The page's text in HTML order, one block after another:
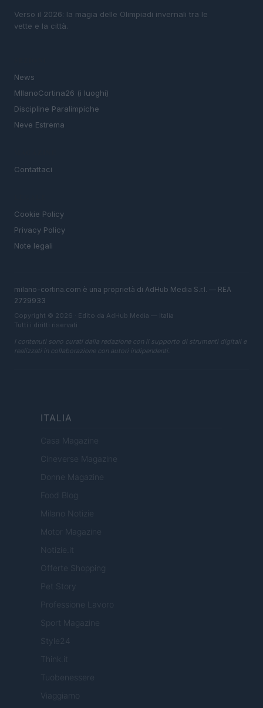
Verso il 2026: la magia delle Olimpiadi invernali tra le
vette e la città.
News
MIlanoCortina26 (i luoghi)
Discipline Paralimpiche
Neve Estrema
Contattaci
Cookie Policy
Privacy Policy
Note legali
milano-cortina.com è una proprietà di AdHub Media S.r.l. — REA
2729933
Copyright © 2026 · Edito da AdHub Media — Italia
Tutti i diritti riservati
I contenuti sono curati dalla redazione con il supporto di strumenti digitali e
realizzati in collaborazione con autori indipendenti.
ITALIA
Casa Magazine
Cineverse Magazine
Donne Magazine
Food Blog
Milano Notizie
Motor Magazine
Notizie.it
Offerte Shopping
Pet Story
Professione Lavoro
Sport Magazine
Style24
Think.it
Tuobenessere
Viaggiamo